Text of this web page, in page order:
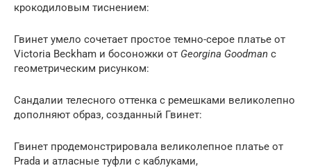
крокодиловым тиснением:
Гвинет умело сочетает простое темно-серое платье от
Victoria Beckham и босоножки от Georgina Goodman с
геометрическим рисунком:
Сандалии телесного оттенка с ремешками великолепно
дополняют образ, созданный Гвинет:
Гвинет продемонстрировала великолепное платье от
Prada и атласные туфли с каблуками,